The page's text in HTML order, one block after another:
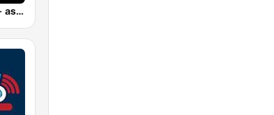
Jazz Sakura - asia DREAM radio